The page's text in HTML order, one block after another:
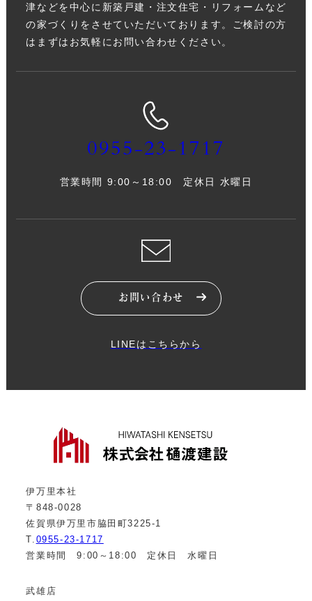
津などを中心に新築戸建・注文住宅・リフォームなど
の家づくりをさせていただいております。ご検討の方
はまずはお気軽にお問い合わせください。
0955-23-1717
営業時間 9:00～18:00 定休日 水曜日
お問い合わせ
LINEはこちらから
伊万里本社
〒848-0028
佐賀県伊万里市脇田町3225-1
T. 0955-23-1717
営業時間 9:00～18:00 定休日 水曜日
武雄店